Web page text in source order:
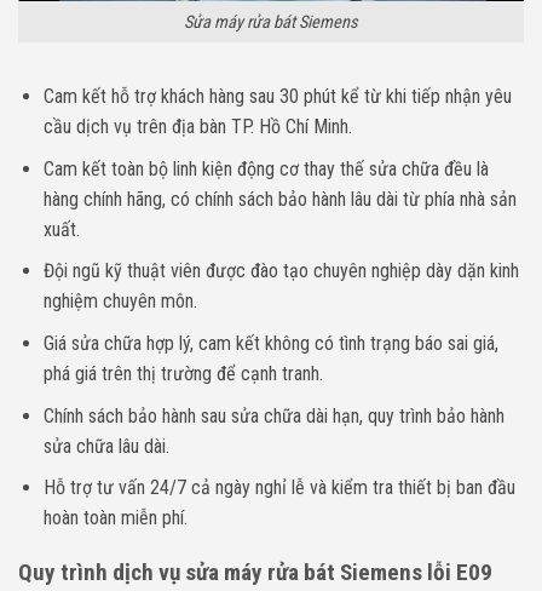
Sửa máy rửa bát Siemens
Cam kết hỗ trợ khách hàng sau 30 phút kể từ khi tiếp nhận yêu
cầu dịch vụ trên địa bàn TP. Hồ Chí Minh.
Cam kết toàn bộ linh kiện động cơ thay thế sửa chữa đều là
hàng chính hãng, có chính sách bảo hành lâu dài từ phía nhà sản
xuất.
Đội ngũ kỹ thuật viên được đào tạo chuyên nghiệp dày dặn kinh
nghiệm chuyên môn.
Giá sửa chữa hợp lý, cam kết không có tình trạng báo sai giá,
phá giá trên thị trường để cạnh tranh.
Chính sách bảo hành sau sửa chữa dài hạn, quy trình bảo hành
sửa chữa lâu dài.
Hỗ trợ tư vấn 24/7 cả ngày nghỉ lễ và kiểm tra thiết bị ban đầu
hoàn toàn miễn phí.
Quy trình dịch vụ sửa máy rửa bát Siemens lỗi E09